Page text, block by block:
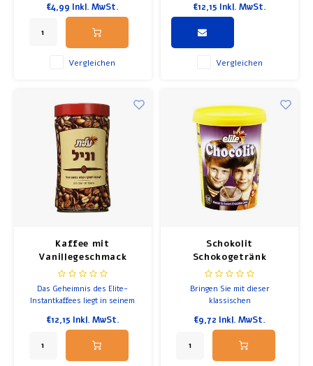
unterzogen werden, um einen
typischen Geschmack und ein
typisches Aroma zu erzeugen,
und dann in die Mischung
gemischt und zu einem Pulver
gemahlen werden.
€4,99 Inkl. MwSt.
Vergleichen
Geschmack.
€12,15 Inkl. MwSt.
Vergleichen
Kaffee mit
Vanillegeschmack
(Instant)
Das Geheimnis des Elite-
Instantkaffees liegt in seinem
Geschmack.
€12,15 Inkl. MwSt.
Schokolit
Schokogetränk
(Instant)
Bringen Sie mit dieser
klassischen
Elite, die von Kindern und
Erwachsenen gleichermaßen
geliebt wird, einen Hauch von
Israel in Ihr Zuhause.
€9,72 Inkl. MwSt.